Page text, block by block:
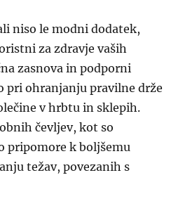
niso le modni dodatek,
za zdravje vaših
zasnova in podporni
pri ohranjanju pravilne drže
v hrbtu in sklepih.
čevljev, kot so
pripomore k boljšemu
težav, povezanih s